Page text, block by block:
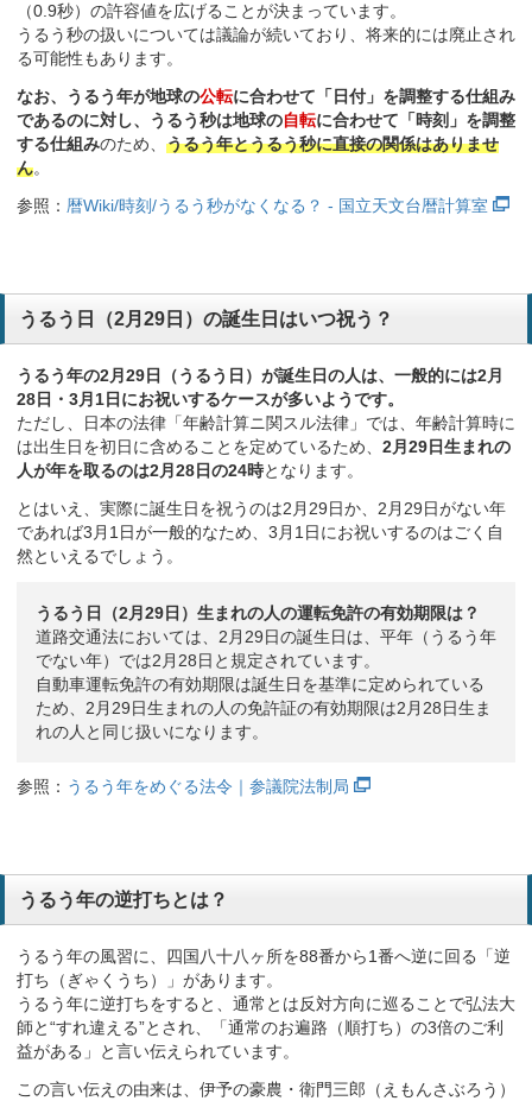
（0.9秒）の許容値を広げることが決まっています。
うるう秒の扱いについては議論が続いており、将来的には廃止され
る可能性もあります。
なお、うるう年が地球の公転に合わせて「日付」を調整する仕組み
であるのに対し、うるう秒は地球の自転に合わせて「時刻」を調整
する仕組みのため、 うるう年とうるう秒に直接の関係はありませ
ん。
参照： 暦Wiki/時刻/うるう秒がなくなる？ - 国立天文台暦計算室
うるう日（2月29日）の誕生日はいつ祝う？
うるう年の2月29日（うるう日）が誕生日の人は、一般的には2月
28日・3月1日にお祝いするケースが多いようです。
ただし、日本の法律「年齢計算ニ関スル法律」では、年齢計算時に
は出生日を初日に含めることを定めているため、 2月29日生まれの
人が年を取るのは2月28日の24時となります。
とはいえ、実際に誕生日を祝うのは2月29日か、2月29日がない年
であれば3月1日が一般的なため、3月1日にお祝いするのはごく自
然といえるでしょう。
うるう日（2月29日）生まれの人の運転免許の有効期限は？
道路交通法においては、2月29日の誕生日は、平年（うるう年
でない年）では2月28日と規定されています。
自動車運転免許の有効期限は誕生日を基準に定められている
ため、2月29日生まれの人の免許証の有効期限は2月28日生ま
れの人と同じ扱いになります。
参照： うるう年をめぐる法令｜参議院法制局
うるう年の逆打ちとは？
うるう年の風習に、四国八十八ヶ所を88番から1番へ逆に回る「逆
打ち（ぎゃくうち）」があります。
うるう年に逆打ちをすると、通常とは反対方向に巡ることで弘法大
師と“すれ違える”とされ、「通常のお遍路（順打ち）の3倍のご利
益がある」と言い伝えられています。
この言い伝えの由来は、伊予の豪農・衛門三郎（えもんさぶろう）